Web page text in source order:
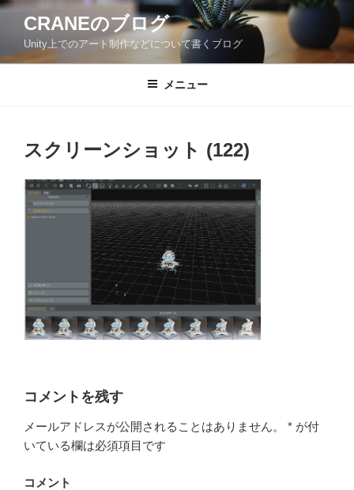
コ
ン
CRANEのブログ
Unity上でのアート制作などについて書くブログ
メニュー
スクリーンショット (122)
コメントを残す
メールアドレスが公開されることはありません。 * が付
いている欄は必須項目です
コメント